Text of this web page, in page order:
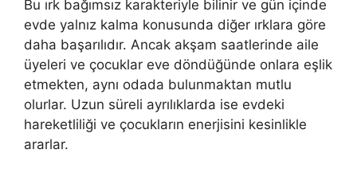
Bu ırk bağımsız karakteriyle bilinir ve gün içinde
evde yalnız kalma konusunda diğer ırklara göre
daha başarılıdır. Ancak akşam saatlerinde aile
üyeleri ve çocuklar eve döndüğünde onlara eşlik
etmekten, aynı odada bulunmaktan mutlu
olurlar. Uzun süreli ayrılıklarda ise evdeki
hareketliliği ve çocukların enerjisini kesinlikle
ararlar.